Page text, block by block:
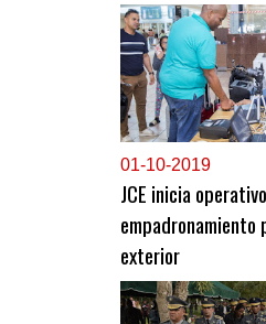
01-10-2019
JCE inicia
empadronamiento
exterior